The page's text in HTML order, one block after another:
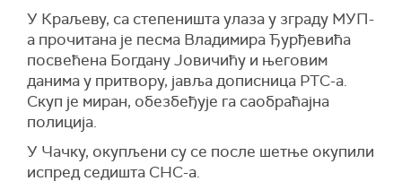
У Краљеву, са степеништа улаза у зграду МУП-
а прочитана је песма Владимира Ђурђевића
посвећена Богдану Јовичићу и његовим
данима у притвору, јавља дописница РТС-а.
Скуп је миран, обезбеђује га саобраћајна
полиција.
У Чачку, окупљени су се после шетње окупили
испред седишта СНС-а.